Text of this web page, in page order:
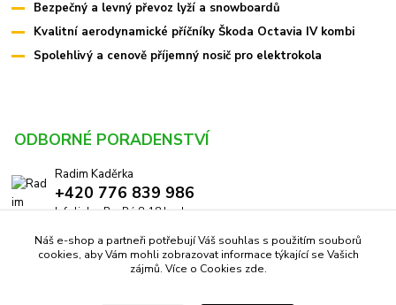
Bezpečný a levný převoz lyží a snowboardů
Kvalitní aerodynamické příčníky Škoda Octavia IV kombi
Spolehlivý a cenově příjemný nosič pro elektrokola
ODBORNÉ PORADENSTVÍ
Radim Kaděrka
+420 776 839 986
Infolinka: Po-Pá 8-18 hod.
info@pricniky.cz
Náš e-shop a partneři potřebují Váš souhlas s použitím souborů
cookies, aby Vám mohli zobrazovat informace týkající se Vašich
zájmů. Více o Cookies zde.